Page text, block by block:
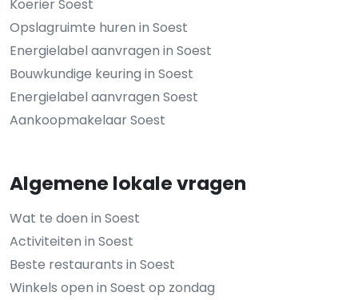
Koerier Soest
Opslagruimte huren in Soest
Energielabel aanvragen in Soest
Bouwkundige keuring in Soest
Energielabel aanvragen Soest
Aankoopmakelaar Soest
Algemene lokale vragen
Wat te doen in Soest
Activiteiten in Soest
Beste restaurants in Soest
Winkels open in Soest op zondag